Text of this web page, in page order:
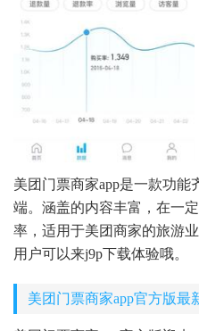
美团门票商家app是一款功能
端。涵盖的内容丰富，在一
率，适用于美团商家的旅游
用户可以来j9p下载体验哦。
美团门票商家app官方版最